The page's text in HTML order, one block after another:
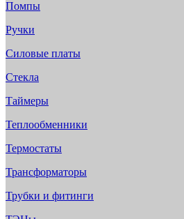
Помпы
Ручки
Силовые платы
Стекла
Таймеры
Теплообменники
Термостаты
Трансформаторы
Трубки и фитинги